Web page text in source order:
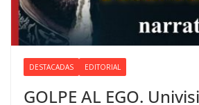
DESTACADAS EDITORIAL
GOLPE AL EGO.